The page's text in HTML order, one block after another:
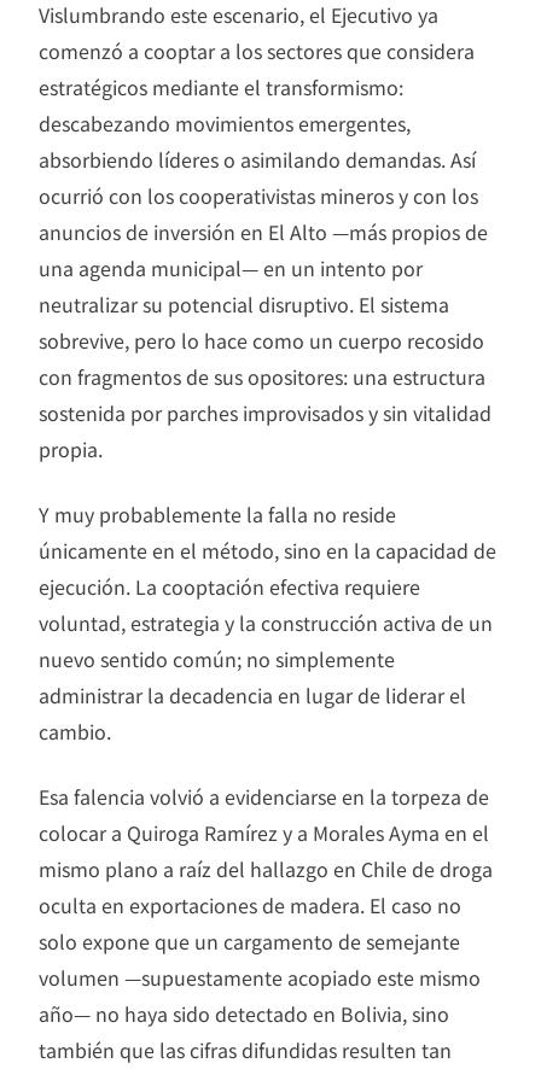
Vislumbrando este escenario, el Ejecutivo ya
comenzó a cooptar a los sectores que considera
estratégicos mediante el transformismo:
descabezando movimientos emergentes,
absorbiendo líderes o asimilando demandas. Así
ocurrió con los cooperativistas mineros y con los
anuncios de inversión en El Alto —más propios de
una agenda municipal— en un intento por
neutralizar su potencial disruptivo. El sistema
sobrevive, pero lo hace como un cuerpo recosido
con fragmentos de sus opositores: una estructura
sostenida por parches improvisados y sin vitalidad
propia.
Y muy probablemente la falla no reside
únicamente en el método, sino en la capacidad de
ejecución. La cooptación efectiva requiere
voluntad, estrategia y la construcción activa de un
nuevo sentido común; no simplemente
administrar la decadencia en lugar de liderar el
cambio.
Esa falencia volvió a evidenciarse en la torpeza de
colocar a Quiroga Ramírez y a Morales Ayma en el
mismo plano a raíz del hallazgo en Chile de droga
oculta en exportaciones de madera. El caso no
solo expone que un cargamento de semejante
volumen —supuestamente acopiado este mismo
año— no haya sido detectado en Bolivia, sino
también que las cifras difundidas resulten tan